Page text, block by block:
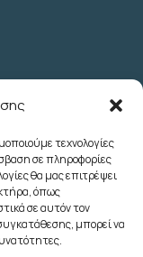
τεχνολογίες
σε πληροφορίες
θα μας επιτρέψει
όπως
σε αυτόν τον
μπορεί να